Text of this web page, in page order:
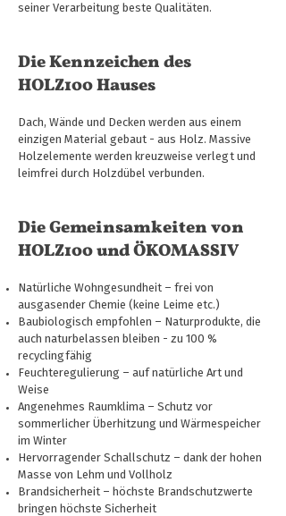
seiner Verarbeitung beste Qualitäten.
Die Kennzeichen des
HOLZ100 Hauses
Dach, Wände und Decken werden aus einem
einzigen Material gebaut - aus Holz. Massive
Holzelemente werden kreuzweise verlegt und
leimfrei durch Holzdübel verbunden.
Die Gemeinsamkeiten von
HOLZ100 und ÖKOMASSIV
Natürliche Wohngesundheit – frei von
ausgasender Chemie (keine Leime etc.)
Baubiologisch empfohlen – Naturprodukte, die
auch naturbelassen bleiben - zu 100 %
recyclingfähig
Feuchteregulierung – auf natürliche Art und
Weise
Angenehmes Raumklima – Schutz vor
sommerlicher Überhitzung und Wärmespeicher
im Winter
Hervorragender Schallschutz – dank der hohen
Masse von Lehm und Vollholz
Brandsicherheit – höchste Brandschutzwerte
bringen höchste Sicherheit